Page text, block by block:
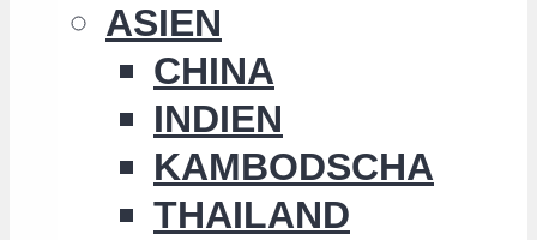
ASIEN
CHINA
INDIEN
KAMBODSCHA
THAILAND